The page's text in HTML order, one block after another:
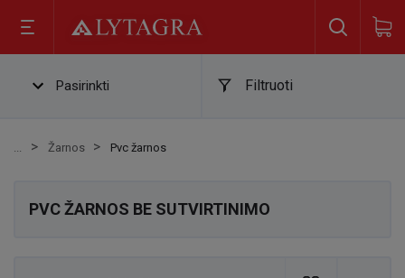
Pasirinkti Filtruoti
Žarnos Pvc žarnos
PVC ŽARNOS BE SUTVIRTINIMO